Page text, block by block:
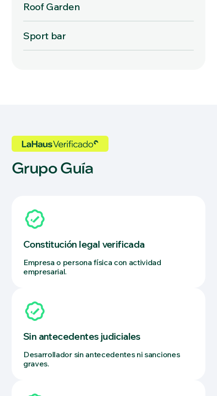
Roof Garden
Sport bar
Grupo Guía
Constitución legal verificada
Empresa o persona física con actividad
empresarial.
Sin antecedentes judiciales
Desarrollador sin antecedentes ni sanciones
graves.